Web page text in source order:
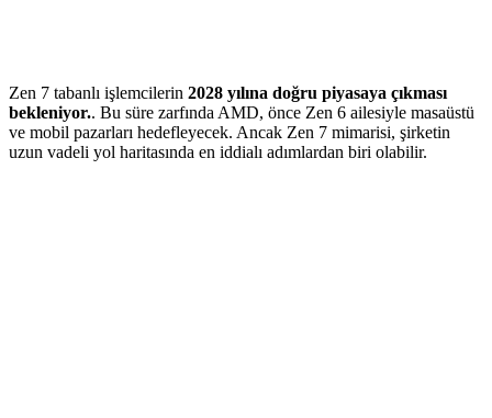
Zen 7 tabanlı işlemcilerin 2028 yılına doğru piyasaya çıkması
bekleniyor.. Bu süre zarfında AMD, önce Zen 6 ailesiyle masaüstü
ve mobil pazarları hedefleyecek. Ancak Zen 7 mimarisi, şirketin
uzun vadeli yol haritasında en iddialı adımlardan biri olabilir.